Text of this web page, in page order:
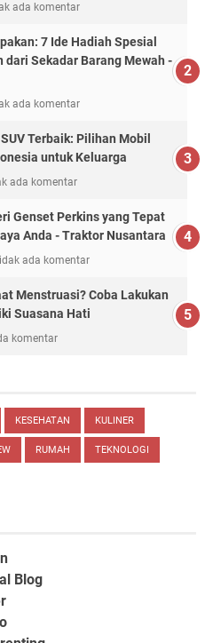
ada komentar
7 Ide Hadiah Spesial
dari Sekadar Barang Mewah -
ada komentar
Terbaik: Pilihan Mobil
untuk Keluarga
ada komentar
Genset Perkins yang Tepat
Anda - Traktor Nusantara
ada komentar
Menstruasi? Coba Lakukan
Suasana Hati
komentar
KESEHATAN KULINER
RUMAH TEKNOLOGI
Blog